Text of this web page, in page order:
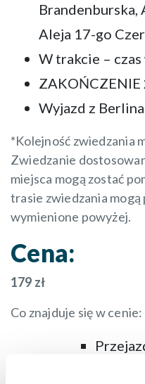
Brandenburska,
Aleja 17-go
W trakcie –
ZAKOŃCZENIE
Wyjazd z
*Kolejność zwiedzania
Zwiedzanie
miejsca mogą zostać
trasie zwiedzania mogą
wymienione powyżej.
Cena:
179 zł
Co znajduje się w cenie: